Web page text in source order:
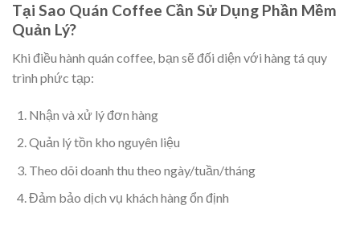
Tại Sao Quán Coffee Cần Sử Dụng Phần Mềm
Quản Lý?
Khi điều hành quán coffee, bạn sẽ đối diện với hàng tá quy
trình phức tạp:
Nhận và xử lý đơn hàng
Quản lý tồn kho nguyên liệu
Theo dõi doanh thu theo ngày/tuần/tháng
Đảm bảo dịch vụ khách hàng ổn định